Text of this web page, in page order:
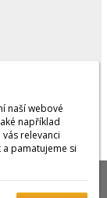
služeb
naší webové
například
relevanci
pamatujeme si